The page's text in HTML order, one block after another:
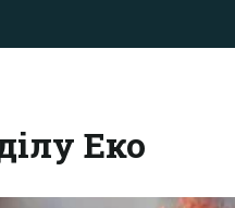
Еко